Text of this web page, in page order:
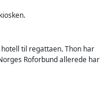
til regattaen.Thon har
Roforbund allerede har